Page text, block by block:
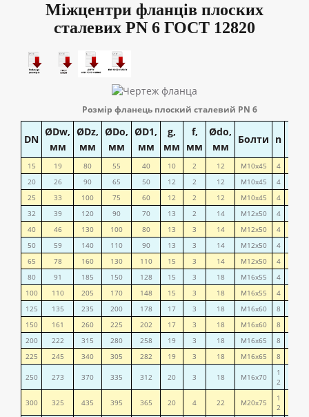
Міжцентри фланців плоских
сталевих PN 6 ГОСТ 12820
Розмір фланець плоский сталевий PN 6
DN
ØDw,
мм
ØDz,
мм
ØDo,
мм
ØD1,
мм
g,
мм
f,
мм
Ødo,
мм
Болти n
15 19 80 55 40 10 2 12 М10х45 4
20
26 90 65 50 12 2 12 М10х45 4
25
33 100 75 60 12 2 12 М10х45 4
32
39 120 90 70 13 2 14 М12х50 4
40
46 130 100 80 13 3 14 М12х50 4
50
59 140 110 90 13 3 14 М12х50 4
65
78 160 130 110 15 3 14 М12х50 4
80
91 185 150 128 15 3 18 М16х55 4
100
110 205 170 148 15 3 18 М16х55 4
125
135 235 200 178 17 3 18 М16х60 8
150
161 260 225 202 17 3 18 М16х60 8
200
222 315 280 258 19 3 18 М16х65 8
225
245 340 305 282 19 3 18 М16х65 8
250 273 370 335 312 20 3 18 М16х70
1
2
300 325 435 395 365 20 4 22 М20х75
1
2